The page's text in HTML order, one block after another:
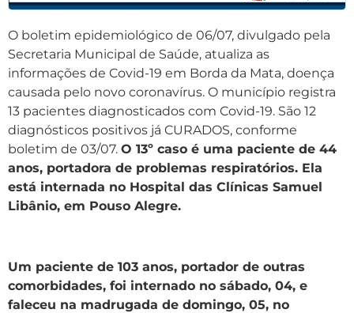
O boletim epidemiológico de 06/07, divulgado pela
Secretaria Municipal de Saúde, atualiza as
informações de Covid-19 em Borda da Mata, doença
causada pelo novo coronavírus. O município registra
13 pacientes diagnosticados com Covid-19. São 12
diagnósticos positivos já CURADOS, conforme
boletim de 03/07. O 13º caso é uma paciente de 44
anos, portadora de problemas respiratórios. Ela
está internada no Hospital das Clínicas Samuel
Libânio, em Pouso Alegre.
Um paciente de 103 anos, portador de outras
comorbidades, foi internado no sábado, 04, e
faleceu na madrugada de domingo, 05, no